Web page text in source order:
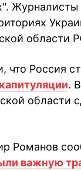
области
Россия
.
области
Романов
важную